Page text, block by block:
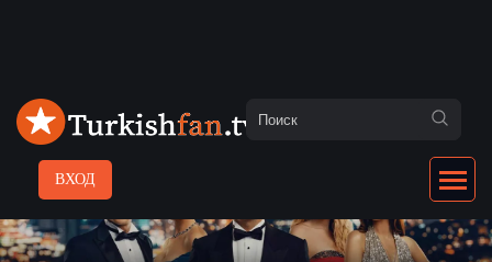
ВХОД